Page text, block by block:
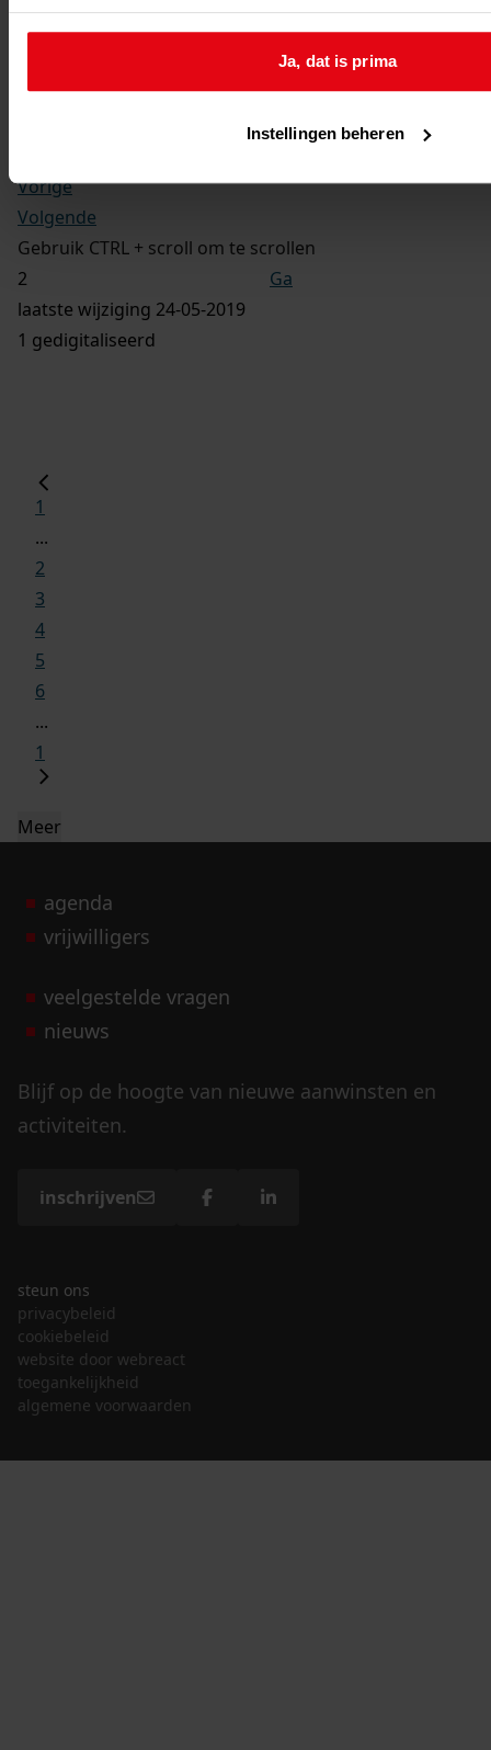
Ja, dat is prima
Instellingen beheren
2.
Dit bestand is nog niet gecontroleerd op volledigheid
Vorige
Volgende
Gebruik CTRL + scroll om te scrollen
Ga
laatste wijziging 24-05-2019
1 gedigitaliseerd
1
...
2
3
4
5
6
...
1
Meer
agenda
vrijwilligers
veelgestelde vragen
nieuws
Blijf op de hoogte van nieuwe aanwinsten en
activiteiten.
inschrijven
steun ons
privacybeleid
cookiebeleid
website door webreact
toegankelijkheid
algemene voorwaarden